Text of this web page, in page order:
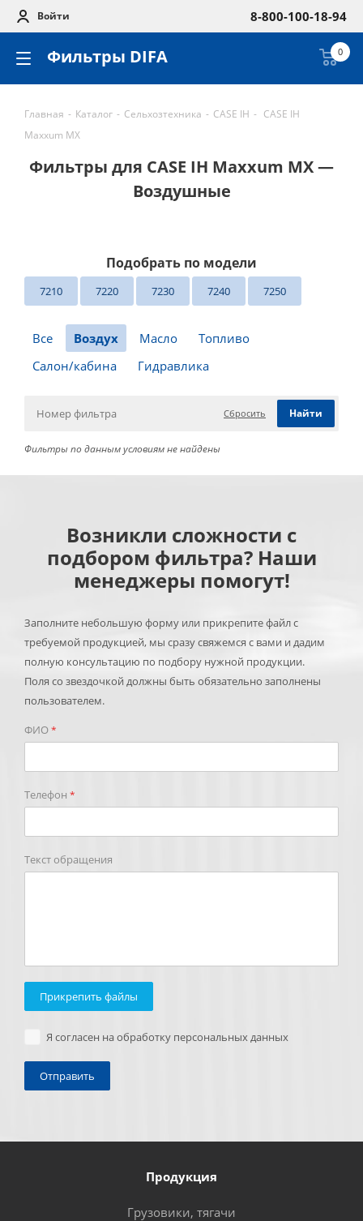
Войти 8-800-100-18-94
Фильтры DIFA 0
Главная - Каталог - Сельхозтехника - CASE IH - CASE IH
Maxxum MX
Фильтры для CASE IH Maxxum MX —
Воздушные
Подобрать по модели
7210 7220 7230 7240 7250
Все Воздух Масло
Топливо
Салон/кабина
Гидравлика
Сбросить
Фильтры по данным условиям не найдены
Возникли сложности с
подбором фильтра? Наши
менеджеры помогут!
Заполните небольшую форму или прикрепите файл с
требуемой продукцией, мы сразу свяжемся с вами и дадим
полную консультацию по подбору нужной продукции.
Поля со звездочкой должны быть обязательно заполнены
пользователем.
ФИО*
Телефон *
Текст обращения
Прикрепить файлы
Я согласен на обработку персональных данных
Продукция
Грузовики, тягачи